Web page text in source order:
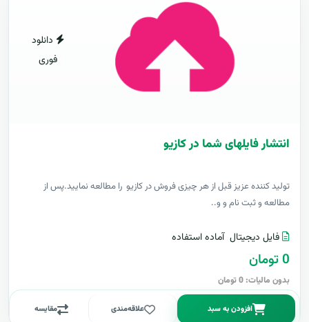
دانلود
فوری
انتشار فایلهای شما در کازیو
توليد کننده عزيز قبل از هر چیزی فروش در کازیو را مطالعه نمایید.پس از
مطالعه و ثبت نام و و..
فایل دیجیتال آماده استفاده
0 تومان
بدون مالیات: 0 تومان
افزودن به سبد علاقه‌مندی مقایسه